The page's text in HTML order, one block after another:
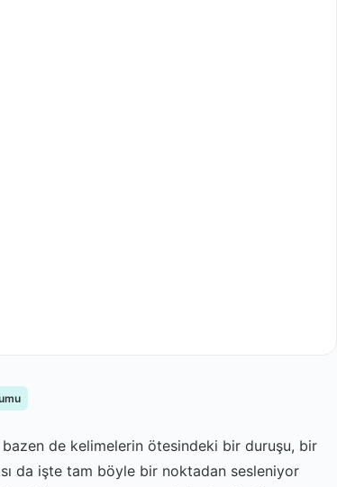
de kelimelerin ötesindeki bir duruşu, bir
da işte tam böyle bir noktadan sesleniyor